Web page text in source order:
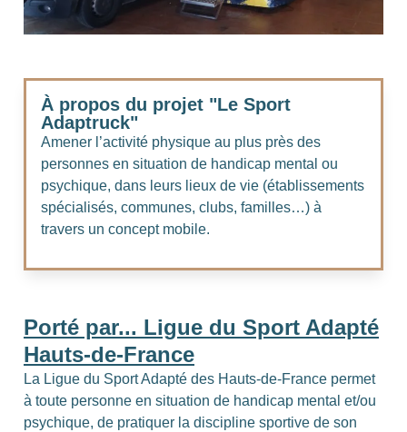
À propos du projet "Le Sport
Adaptruck"
Amener l’activité physique au plus près des
personnes en situation de handicap mental ou
psychique, dans leurs lieux de vie (établissements
spécialisés, communes, clubs, familles…) à
travers un concept mobile.
Porté par... Ligue du Sport Adapté
Hauts-de-France
La Ligue du Sport Adapté des Hauts-de-France permet
à toute personne en situation de handicap mental et/ou
psychique, de pratiquer la discipline sportive de son